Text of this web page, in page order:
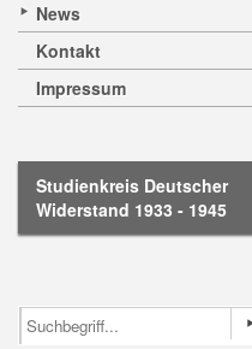
News
Kontakt
Impressum
Studienkreis Deutscher
Widerstand 1933 - 1945